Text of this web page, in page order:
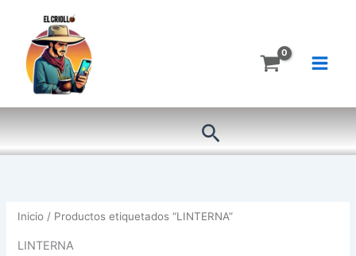
contenido
Buscar
Inicio / Productos etiquetados “LINTERNA”
LINTERNA